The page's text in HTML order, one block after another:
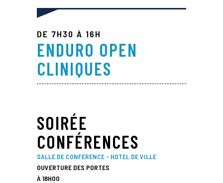
DE 7H30 À 16H
ENDURO OPEN
CLINIQUES
SOIRÉE
CONFÉRENCES
SALLE DE CONFÉRENCE - HOTEL DE VILLE
OUVERTURE DES PORTES
À 18H00